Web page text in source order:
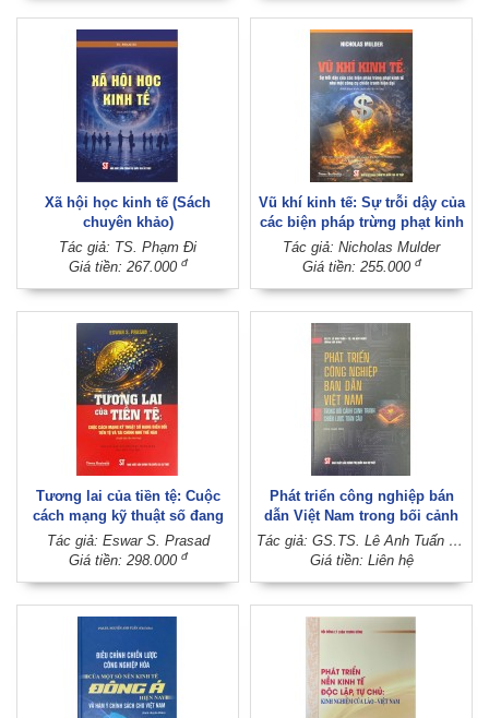
Xã hội học kinh tế (Sách
chuyên khảo)
Tác giả: TS. Phạm Đi
Giá tiền: 267.000 đ
Vũ khí kinh tế: Sự trỗi dậy của
các biện pháp trừng phạt kinh
tế như một công cụ chiến
tranh hiện đại (Sách tham
Tác giả: Nicholas Mulder
Giá tiền: 255.000 đ
Tương lai của tiền tệ: Cuộc
cách mạng kỹ thuật số đang
biến đổi tiền tệ và tài chính
như thế nào (Xuất bản lần thứ
Tác giả: Eswar S. Prasad
Giá tiền: 298.000 đ
Phát triển công nghiệp bán
dẫn Việt Nam trong bối cảnh
cạnh tranh chiến lược toàn
cầu (Sách chuyên khảo)
Tác giả: GS.TS. Lê Anh Tuấn - TS. Hà Huy Ngọc (Đồng chủ biên)
Giá tiền: Liên hệ